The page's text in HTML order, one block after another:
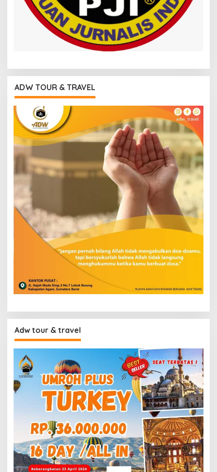
ADW TOUR & TRAVEL
Adw tour & travel